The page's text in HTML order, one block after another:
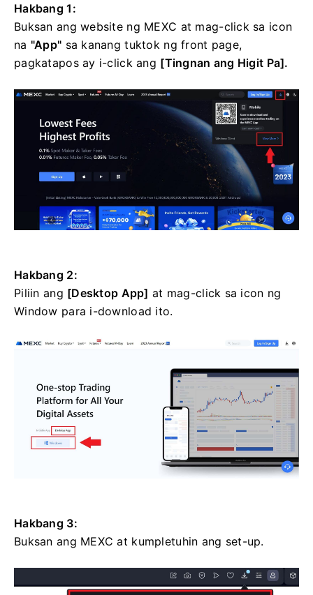
Hakbang 1:
Buksan ang website ng MEXC at mag-click sa icon
na "App" sa kanang tuktok ng front page,
pagkatapos ay i-click ang [Tingnan ang Higit Pa].
Hakbang 2:
Piliin ang [Desktop App] at mag-click sa icon ng
Window para i-download ito.
Hakbang 3:
Buksan ang MEXC at kumpletuhin ang set-up.